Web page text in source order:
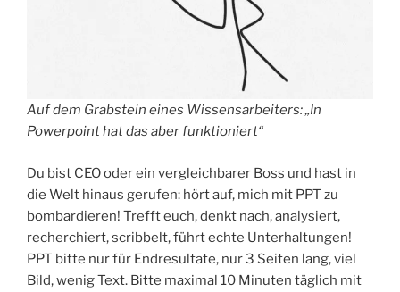
Auf dem Grabstein eines Wissensarbeiters: „In
Powerpoint hat das aber funktioniert“
Du bist CEO oder ein vergleichbarer Boss und hast in
die Welt hinaus gerufen: hört auf, mich mit PPT zu
bombardieren! Trefft euch, denkt nach, analysiert,
recherchiert, scribbelt, führt echte Unterhaltungen!
PPT bitte nur für Endresultate, nur 3 Seiten lang, viel
Bild, wenig Text. Bitte maximal 10 Minuten täglich mit